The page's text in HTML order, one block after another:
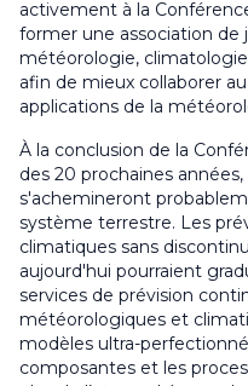
activement à la
former une association de
météorologie,
afin de mieux collaborer
applications de la
À la conclusion de la
des 20 prochaines
s'achemineront
système terrestre. Les
climatiques sans
aujourd'hui pourraient
services de prévision
météorologiques et
modèles ultra-
composantes et les